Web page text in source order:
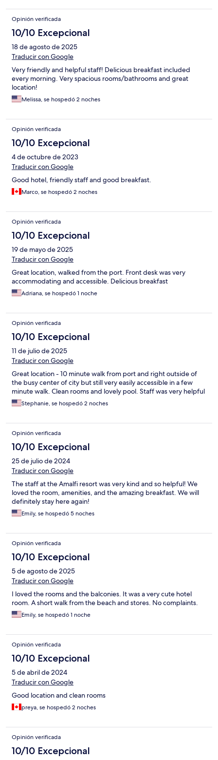
Opinión verificada
10/10 Excepcional
18 de agosto de 2025
Traducir con Google
Very friendly and helpful staff! Delicious breakfast included
every morning. Very spacious rooms/bathrooms and great
location!
Melissa, se hospedó 2 noches
Opinión verificada
10/10 Excepcional
4 de octubre de 2023
Traducir con Google
Good hotel, friendly staff and good breakfast.
Marco, se hospedó 2 noches
Opinión verificada
10/10 Excepcional
19 de mayo de 2025
Traducir con Google
Great location, walked from the port. Front desk was very
accommodating and accessible. Delicious breakfast
Adriana, se hospedó 1 noche
Opinión verificada
10/10 Excepcional
11 de julio de 2025
Traducir con Google
Great location - 10 minute walk from port and right outside of
the busy center of city but still very easily accessible in a few
minute walk. Clean rooms and lovely pool. Staff was very helpful
Stephanie, se hospedó 2 noches
Opinión verificada
10/10 Excepcional
25 de julio de 2024
Traducir con Google
The staff at the Amalfi resort was very kind and so helpful! We
loved the room, amenities, and the amazing breakfast. We will
definitely stay here again!
Emily, se hospedó 5 noches
Opinión verificada
10/10 Excepcional
5 de agosto de 2025
Traducir con Google
I loved the rooms and the balconies. It was a very cute hotel
room. A short walk from the beach and stores. No complaints.
Emily, se hospedó 1 noche
Opinión verificada
10/10 Excepcional
5 de abril de 2024
Traducir con Google
Good location and clean rooms
preya, se hospedó 2 noches
Opinión verificada
10/10 Excepcional